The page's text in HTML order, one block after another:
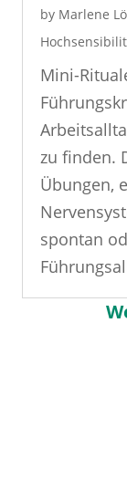
by Marlene
Mini-
zu finden.
Übungen,
spontan